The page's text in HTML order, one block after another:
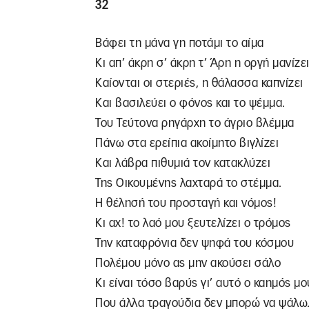
32
Βάφει τη μάνα γη ποτάμι το αίμα
Κι απ’ άκρη σ’ άκρη τ’ Άρη η οργή
Καίονται οι στεριές, η θάλασσα καπνίζει
Και βασιλεύει ο φόνος και το ψέμμα.
Του Τεύτονα ρηγάρχη το άγριο βλέμμα
Πάνω στα ερείπια ακοίμητο βιγλίζει
Και λάβρα πιθυμιά τον κατακλύζει
Της Οικουμένης λαχταρά το στέμμα.
Η θέλησή του προσταγή και νόμος!
Κι αχ! το λαό μου ξευτελίζει ο τρόμος
Την καταφρόνια δεν ψηφά του κόσμου
Πολέμου μόνο ας μην ακούσει σάλο
Κι είναι τόσο βαρύς γι’ αυτό ο καημός
Που άλλα τραγούδια δεν μπορώ να ψάλω.